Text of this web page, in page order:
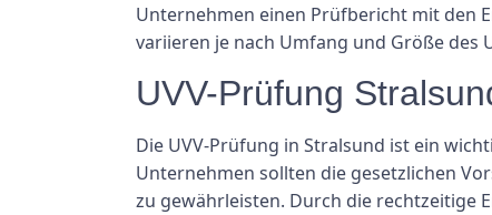
Unternehmen einen Prüfbericht mit den
variieren je nach Umfang und Größe des
UVV-Prüfung
Die UVV-Prüfung in Stralsund ist ein
Unternehmen sollten die gesetzlichen
zu gewährleisten. Durch die rechtzeitige